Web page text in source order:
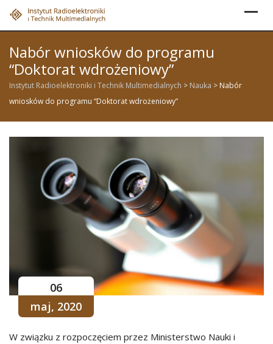
Skip
Nabór wniosków do programu
“Doktorat wdrożeniowy”
Instytut Radioelektroniki i Technik Multimedialnych > Nauka > Nabór
wniosków do programu “Doktorat wdrożeniowy”
06
maj, 2020
W związku z rozpoczęciem przez Ministerstwo Nauki i